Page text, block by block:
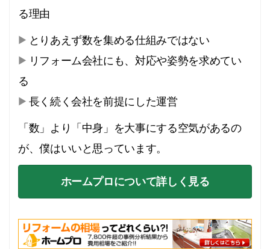
る理由
とりあえず数を集める仕組みではない
リフォーム会社にも、対応や姿勢を求めてい
る
長く続く会社を前提にした運営
「数」より「中身」を大事にする空気があるの
が、僕はいいと思っています。
ホームプロについて詳しく見る